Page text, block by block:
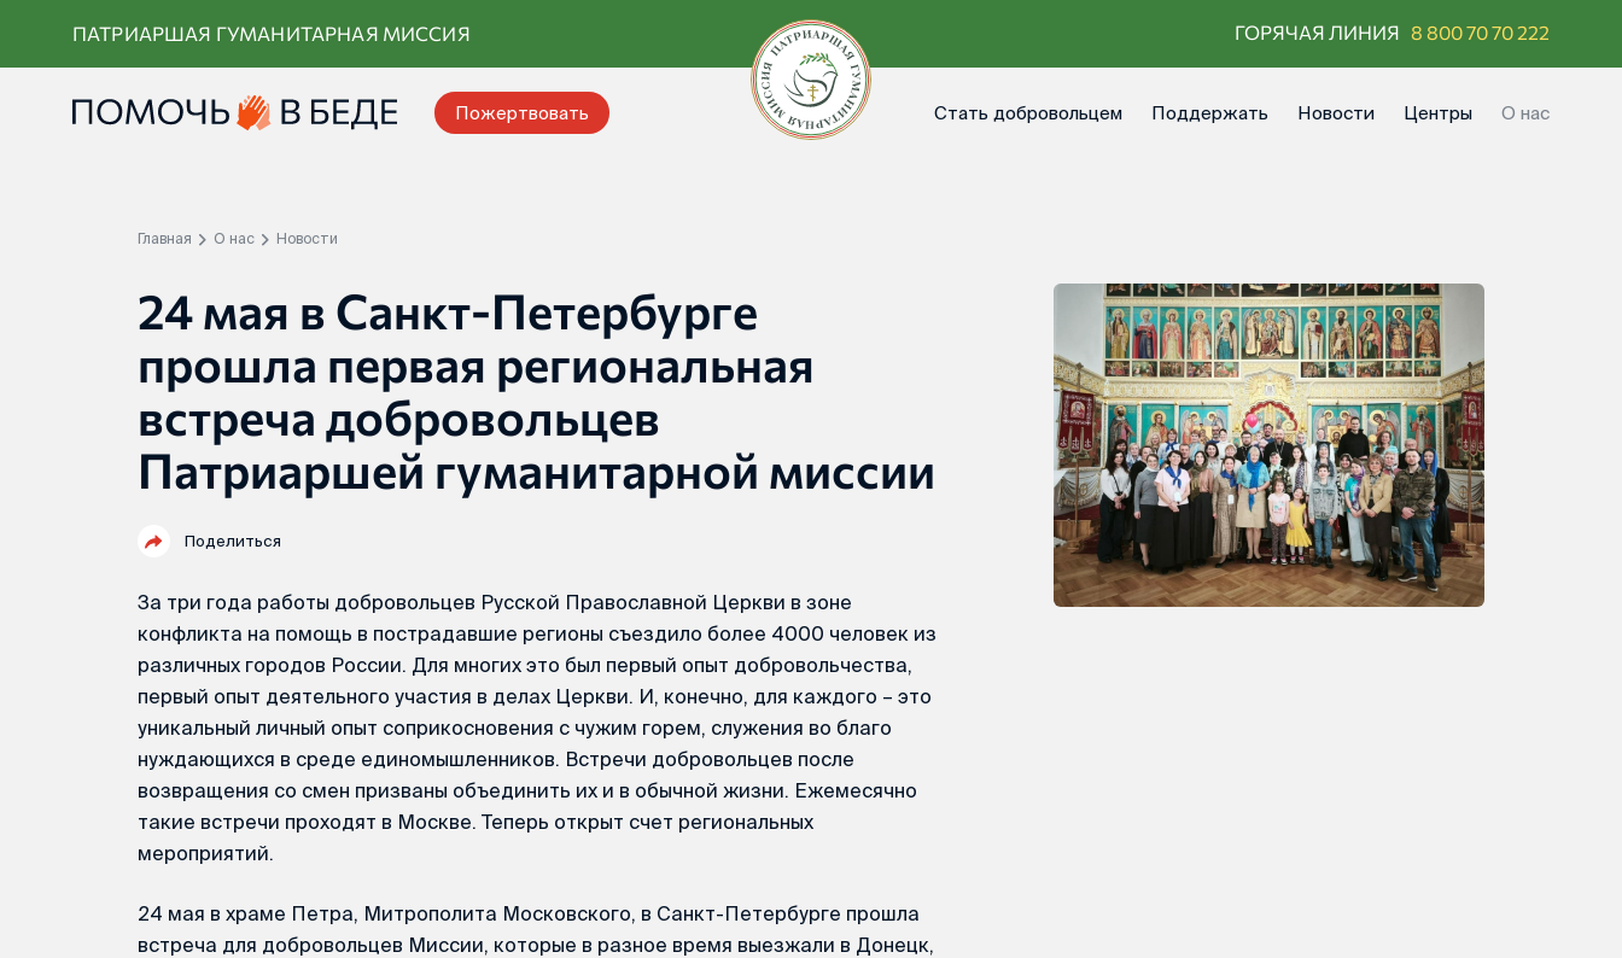
ПАТРИАРШАЯ ГУМАНИТАРНАЯ МИССИЯ ГОРЯЧАЯ ЛИНИЯ 8 800 70 70 222
Пожертвовать Стать добровольцем Поддержать Новости Центры О нас
Главная О нас Новости
24 мая в Санкт-Петербурге
прошла первая региональная
встреча добровольцев
Патриаршей гуманитарной миссии
Поделиться
За три года работы добровольцев Русской Православной Церкви в зоне
конфликта на помощь в пострадавшие регионы съездило более 4000 человек из
различных городов России. Для многих это был первый опыт добровольчества,
первый опыт деятельного участия в делах Церкви. И, конечно, для каждого – это
уникальный личный опыт соприкосновения с чужим горем, служения во благо
нуждающихся в среде единомышленников. Встречи добровольцев после
возвращения со смен призваны объединить их и в обычной жизни. Ежемесячно
такие встречи проходят в Москве. Теперь открыт счет региональных
мероприятий.
24 мая в храме Петра, Митрополита Московского, в Санкт-Петербурге прошла
встреча для добровольцев Миссии, которые в разное время выезжали в Донецк,